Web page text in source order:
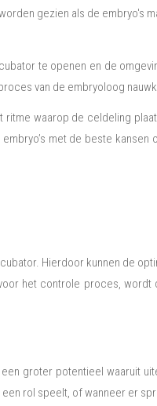
gezien als de embryo's
te openen en de
van de embryoloog
waarop de celdeling
met de beste
Hierdoor kunnen de
het controle proces,
groter potentieel waaruit
rol speelt, of wanneer er